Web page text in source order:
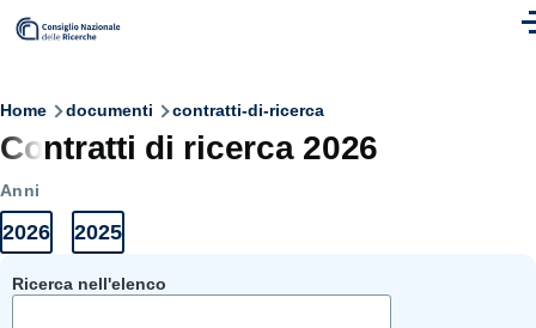
Skip to main content
Breadcrumb
Home documenti contratti-di-ricerca
Contratti di ricerca 2026
Anni
Anni
Documenti
Elenco
2026
2026
Elenco
2025
2025
Ricerca nell'elenco